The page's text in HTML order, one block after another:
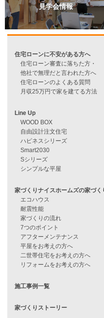
資料請求
見学会情報
住宅ローンに不安がある方へ
住宅ローン審査に落ちた方・
住宅ローンのよくある質問